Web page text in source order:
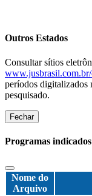
Outros Estados
Consultar sítios
períodos digitalizados
pesquisado.
Fechar
Programas
Nome do
Arquivo